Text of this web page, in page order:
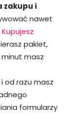
zakupu i
nawet
Kupujesz
pakiet,
minut masz
i od razu masz
formularzy